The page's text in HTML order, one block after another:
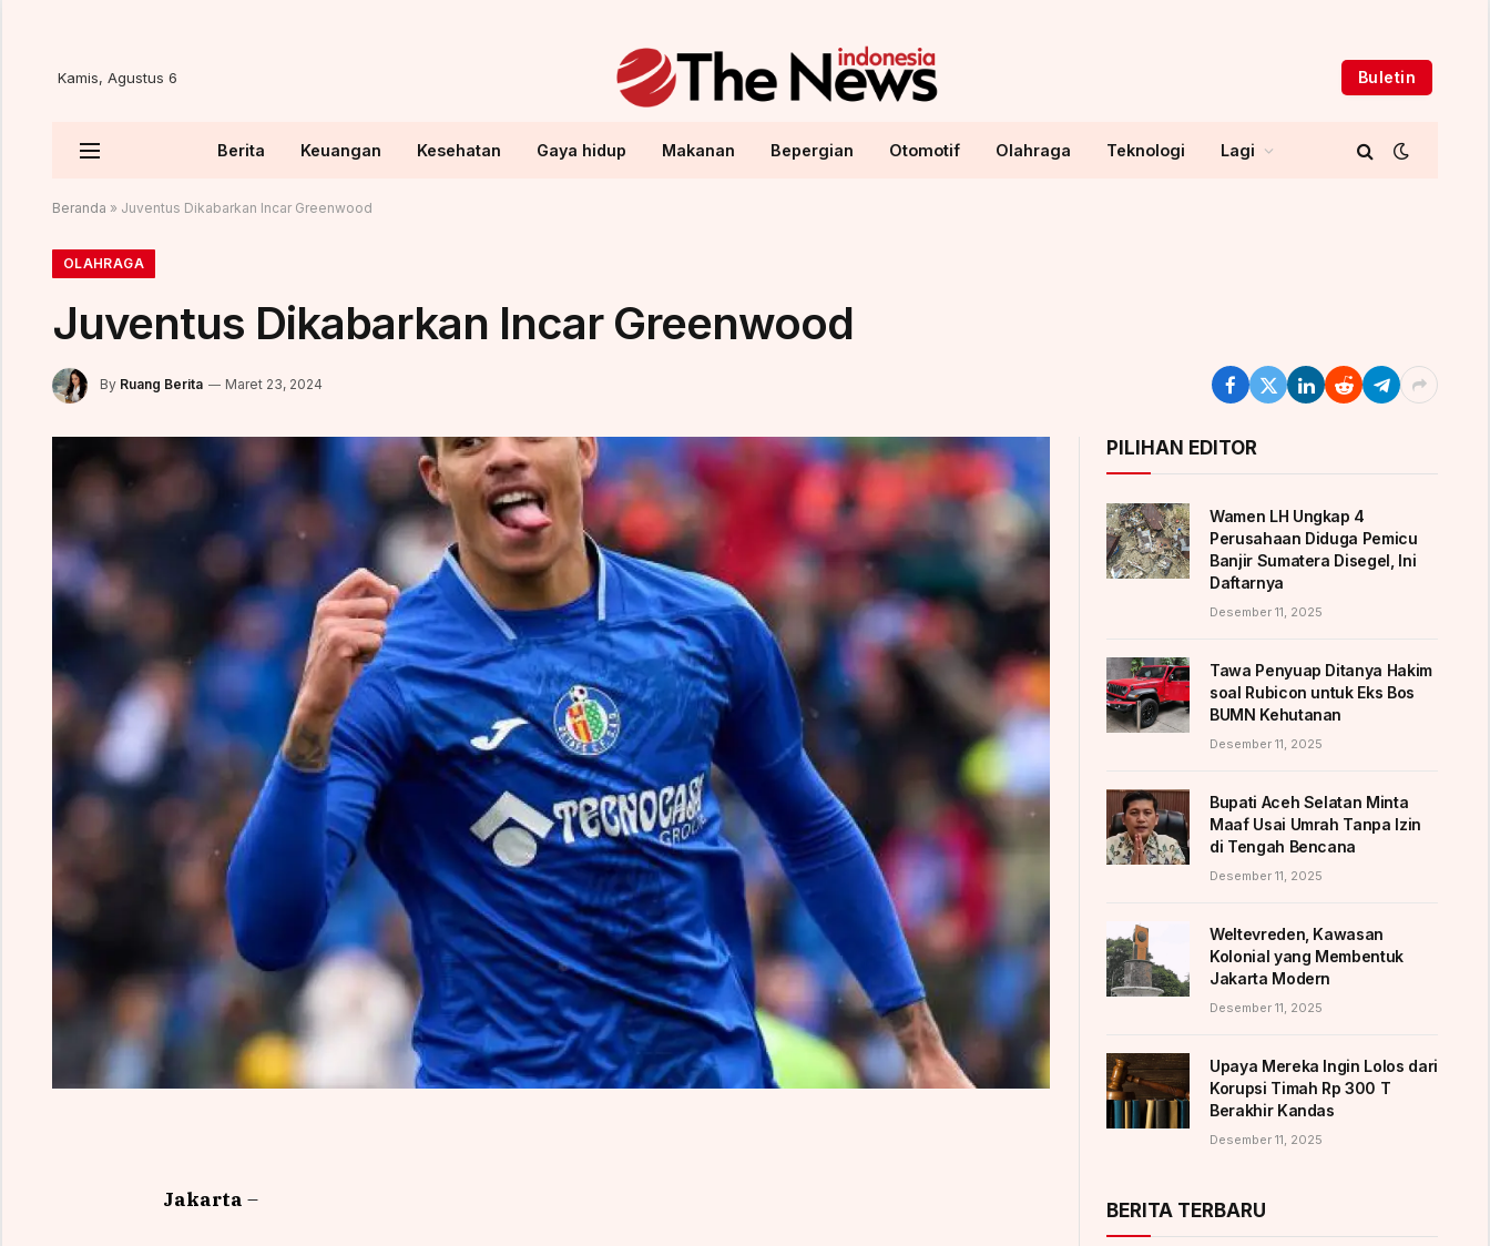
Kamis, Agustus 6 Buletin
Berita Keuangan Kesehatan Gaya hidup Makanan Bepergian Otomotif Olahraga Teknologi Lagi
Beranda » Juventus Dikabarkan Incar Greenwood
OLAHRAGA
Juventus Dikabarkan Incar Greenwood
By Ruang Berita Maret 23, 2024
Jakarta –
PILIHAN EDITOR
Wamen LH Ungkap 4
Perusahaan Diduga Pemicu
Banjir Sumatera Disegel, Ini
Daftarnya
Desember 11, 2025
Tawa Penyuap Ditanya Hakim
soal Rubicon untuk Eks Bos
BUMN Kehutanan
Desember 11, 2025
Bupati Aceh Selatan Minta
Maaf Usai Umrah Tanpa Izin
di Tengah Bencana
Desember 11, 2025
Weltevreden, Kawasan
Kolonial yang Membentuk
Jakarta Modern
Desember 11, 2025
Upaya Mereka Ingin Lolos dari
Korupsi Timah Rp 300 T
Berakhir Kandas
Desember 11, 2025
BERITA TERBARU